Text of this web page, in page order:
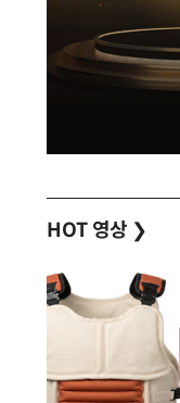
HOT 영상 ❯